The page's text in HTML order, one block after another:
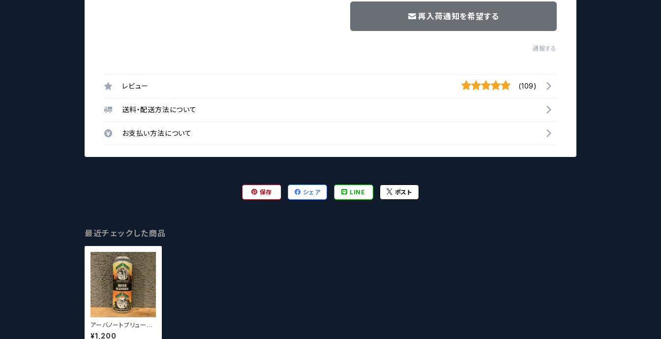
再入荷通知を希望する
通報する
レビュー (109)
送料・配送方法について
お支払い方法について
保存 シェア LINE ポスト
最近チェックした商品
アーバノートブリューイ
ング ココナッツヘイ
¥1,200